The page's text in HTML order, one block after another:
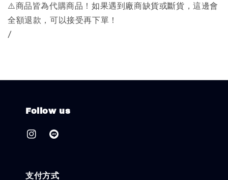
⚠️商品皆為代購商品！如果遇到廠商缺貨或斷貨，這邊會
全額退款，可以接受再下單！
/
Follow us
支付方式